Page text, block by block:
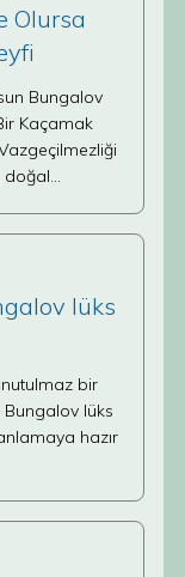
Olursa
Bungalov
Kaçamak
doğal…
lüks
bir
lüks
hazır